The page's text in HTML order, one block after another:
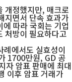
개정했지만, 매크로
지면서 단속 효과가
따라 국회는 기업
처방이 필요하다고
례에서도 실효성이
1700만원, GD 공
자 암표 판매에 최대
이후 암표 거래가